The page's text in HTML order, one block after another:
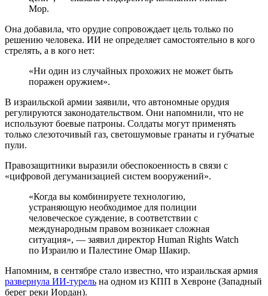
Мор.
Она добавила, что орудие сопровождает цель только по
решению человека. ИИ не определяет самостоятельно в кого
стрелять, а в кого нет:
«Ни один из случайных прохожих не может быть
поражен оружием».
В израильской армии заявили, что автономные орудия
регулируются законодательством. Они напомнили, что не
используют боевые патроны. Солдаты могут применять
только слезоточивый газ, светошумовые гранаты и губчатые
пули.
Правозащитники выразили обеспокоенность в связи с
«цифровой дегуманизацией систем вооружений».
«Когда вы комбинируете технологию,
устраняющую необходимое для полиции
человеческое суждение, в соответствии с
международным правом возникает сложная
ситуация», — заявил директор Human Rights Watch
по Израилю и Палестине Омар Шакир.
Напомним, в сентябре стало известно, что израильская армия
развернула ИИ-турель на одном из КПП в Хевроне (Западный
берег реки Иордан).